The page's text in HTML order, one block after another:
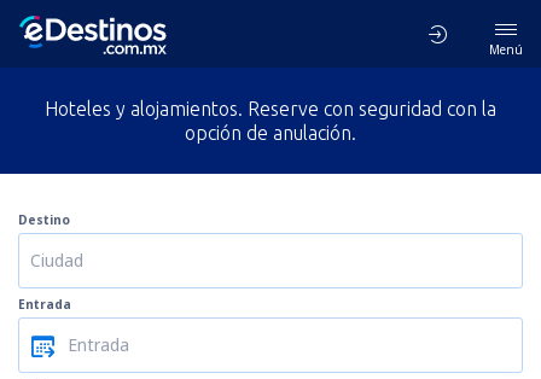
Menú
Hoteles y alojamientos. Reserve con seguridad con la
opción de anulación.
Destino
Entrada